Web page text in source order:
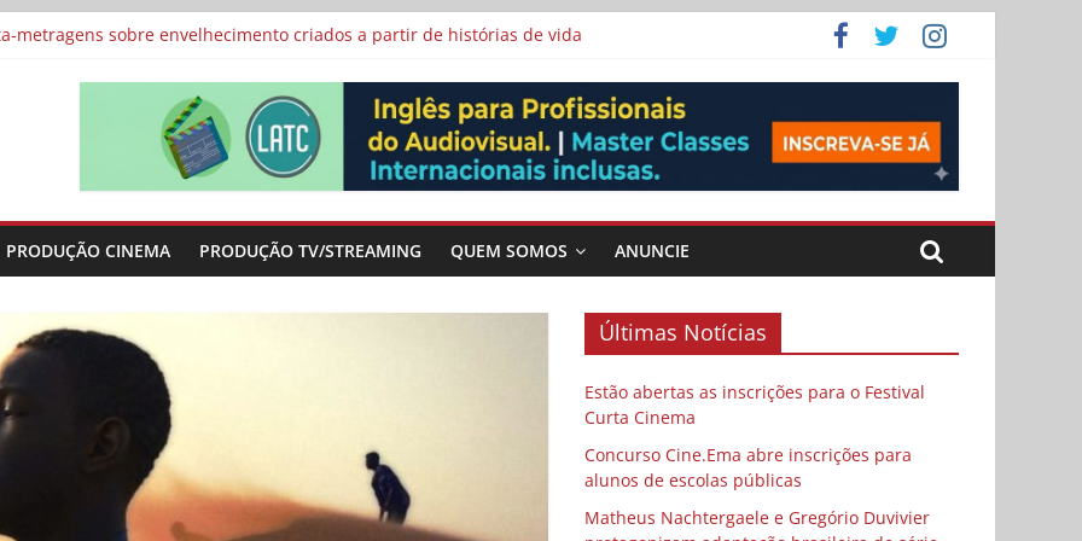
e divide prêmio principal entre “Manas” e “O Agente Secreto”
Curta Cinema
de escolas públicas
protagonizam adaptação brasileira de série argentina para o cinema
PRODUÇÃO CINEMA PRODUÇÃO TV/STREAMING QUEM SOMOS ANUNCIE
Últimas Notícias
Estão abertas as inscrições para o Festival
Curta Cinema
Concurso Cine.Ema abre inscrições para
alunos de escolas públicas
Matheus Nachtergaele e Gregório Duvivier